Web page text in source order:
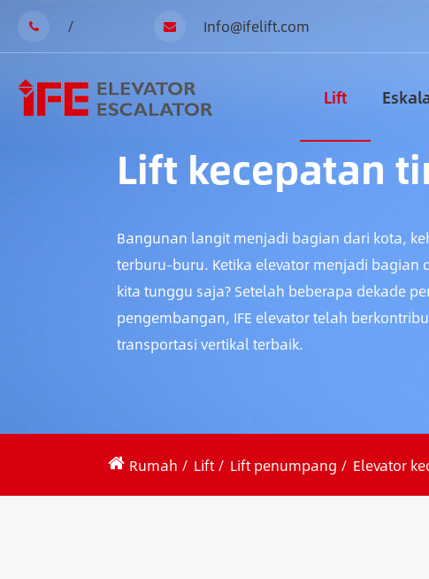
/ Info@ifelift.com
Lift
Rumah Lift Lift penumpang Elevator
Lift kecepatan
Bangunan langit menjadi bagian dari kota,
terburu-buru. Ketika elevator menjadi bagian
kita tunggu saja? Setelah beberapa dekade
pengembangan, IFE elevator telah
transportasi vertikal terbaik.